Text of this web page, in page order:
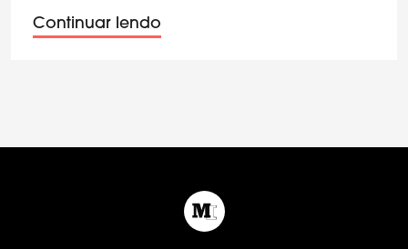
Continuar lendo